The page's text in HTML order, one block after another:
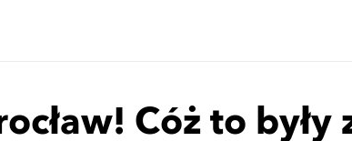
Cóż to były